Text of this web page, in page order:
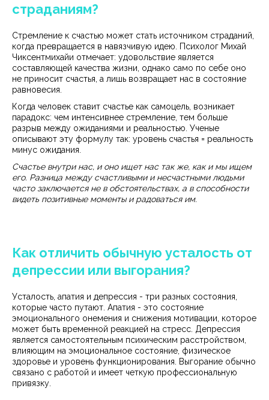
страданиям?
Стремление к счастью может стать источником страданий,
когда превращается в навязчивую идею. Психолог Михай
Чиксентмихайи отмечает: удовольствие является
составляющей качества жизни, однако само по себе оно
не приносит счастья, а лишь возвращает нас в состояние
равновесия.
Когда человек ставит счастье как самоцель, возникает
парадокс: чем интенсивнее стремление, тем больше
разрыв между ожиданиями и реальностью. Ученые
описывают эту формулу так: уровень счастья = реальность
минус ожидания.
Счастье внутри нас, и оно ищет нас так же, как и мы ищем
его. Разница между счастливыми и несчастными людьми
часто заключается не в обстоятельствах, а в способности
видеть позитивные моменты и радоваться им.
Как отличить обычную усталость от
депрессии или выгорания?
Усталость, апатия и депрессия - три разных состояния,
которые часто путают. Апатия - это состояние
эмоционального онемения и снижения мотивации, которое
может быть временной реакцией на стресс. Депрессия
является самостоятельным психическим расстройством,
влияющим на эмоциональное состояние, физическое
здоровье и уровень функционирования. Выгорание обычно
связано с работой и имеет четкую профессиональную
привязку.